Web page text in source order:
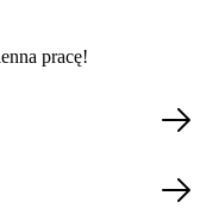
pracę!